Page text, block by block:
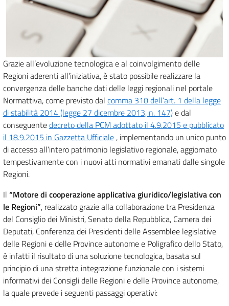
Grazie all’evoluzione tecnologica e al coinvolgimento delle
Regioni aderenti all’iniziativa, è stato possibile realizzare la
convergenza delle banche dati delle leggi regionali nel portale
Normattiva, come previsto dal comma 310 dell’art. 1 della legge
di stabilità 2014 (legge 27 dicembre 2013, n. 147)e dal
conseguentedecreto della PCM adottato il 4.9.2015 e pubblicato
il 18.9.2015 in Gazzetta Ufficiale , implementando un unico punto
di accesso all’intero patrimonio legislativo regionale, aggiornato
tempestivamente con i nuovi atti normativi emanati dalle singole
Regioni.
Il “Motore di cooperazione applicativa giuridico/legislativa con
le Regioni”, realizzato grazie alla collaborazione tra Presidenza
del Consiglio dei Ministri, Senato della Repubblica, Camera dei
Deputati, Conferenza dei Presidenti delle Assemblee legislative
delle Regioni e delle Province autonome e Poligrafico dello Stato,
è infatti il risultato di una soluzione tecnologica, basata sul
principio di una stretta integrazione funzionale con i sistemi
informativi dei Consigli delle Regioni e delle Province autonome,
la quale prevede i seguenti passaggi operativi: